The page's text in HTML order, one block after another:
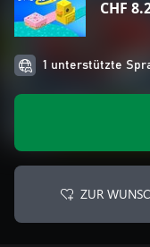
CHF
1 unterstützte
ZUR